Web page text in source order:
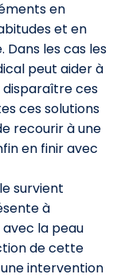
en
et en
les cas les
peut aider à
ces
ces solutions
recourir à une
en finir avec
survient
à
avec la peau
de cette
intervention